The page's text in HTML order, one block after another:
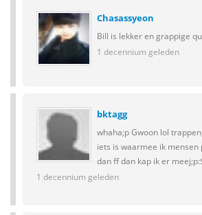
Chasassyeon
Bill is lekker en grappige
1 decennium geleden
bktagg
whaha;p Gwoon lol
iets is waarmee ik mensen
dan ff dan kap ik er
1 decennium geleden